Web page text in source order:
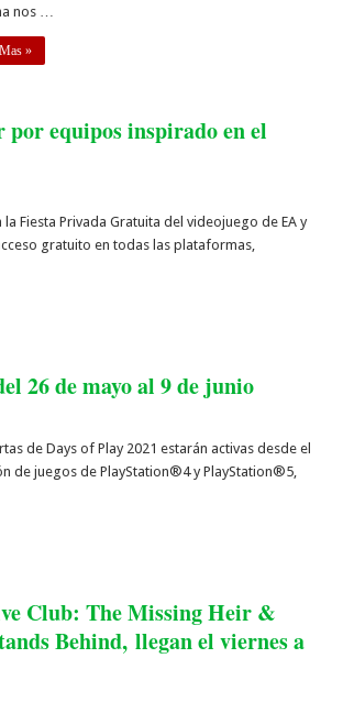
nos …
»
equipos inspirado en el
Fiesta Privada Gratuita del videojuego de EA y
gratuito en todas las plataformas,
26 de mayo al 9 de junio
de Days of Play 2021 estarán activas desde el
de juegos de PlayStation®4 y PlayStation®5,
Club: The Missing Heir &
Behind, llegan el viernes a